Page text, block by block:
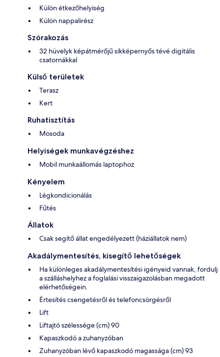
Külön étkezőhelyiség
Külön nappalirész
Szórakozás
32 hüvelyk képátmérőjű síkképernyős tévé digitális
csatornákkal
Külső területek
Terasz
Kert
Ruhatisztítás
Mosoda
Helyiségek munkavégzéshez
Mobil munkaállomás laptophoz
Kényelem
Légkondicionálás
Fűtés
Állatok
Csak segítő állat engedélyezett (háziállatok nem)
Akadálymentesítés, kisegítő lehetőségek
Ha különleges akadálymentesítési igényeid vannak, fordulj
a szálláshelyhez a foglalási visszaigazolásban megadott
elérhetőségein.
Értesítés csengetésről és telefoncsörgésről
Lift
Liftajtó szélessége (cm) 90
Kapaszkodó a zuhanyzóban
Zuhanyzóban lévő kapaszkodó magassága (cm) 93